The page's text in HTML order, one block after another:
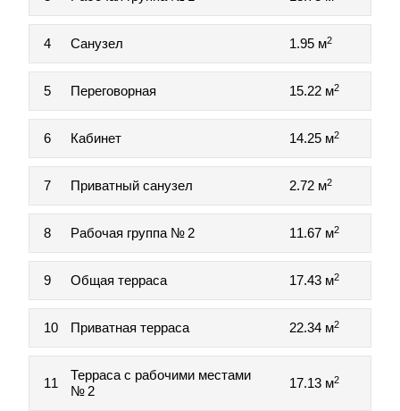
4 Санузел 1.95 м2
5 Переговорная 15.22 м2
6 Кабинет 14.25 м2
7 Приватный санузел 2.72 м2
8 Рабочая группа № 2 11.67 м2
9 Общая терраса 17.43 м2
10 Приватная терраса 22.34 м2
11
Терраса с рабочими местами
№ 2
17.13 м2